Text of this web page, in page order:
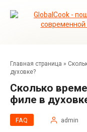
Главная страница »
духовке?
Сколько времени готовить куриное
филе в
FAQ admin